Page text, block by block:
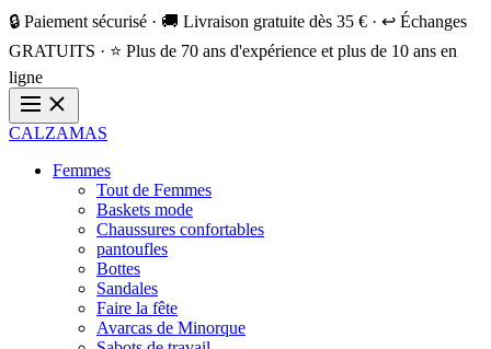
🔒 Paiement sécurisé · 🚚 Livraison gratuite dès 35 € · ↩️ Échanges
GRATUITS · ⭐ Plus de 70 ans d'expérience et plus de 10 ans en
ligne
CALZAMAS
Femmes
Tout de Femmes
Baskets mode
Chaussures confortables
pantoufles
Bottes
Sandales
Faire la fête
Avarcas de Minorque